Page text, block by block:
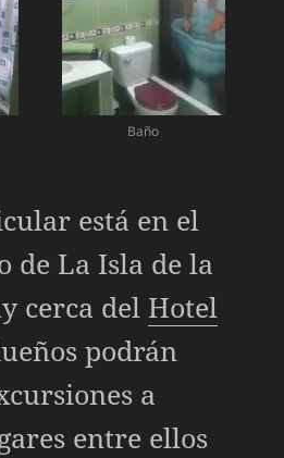
Baño
está en el
de La Isla de la
cerca del Hotel
podrán
a
entre ellos